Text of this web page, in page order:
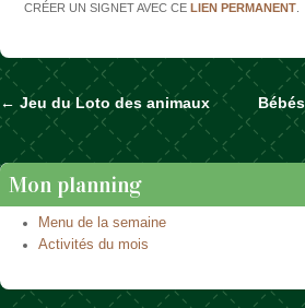
CRÉER UN SIGNET AVEC CELIEN PERMANENT
Naviguer dans les
← Jeu du Loto des animaux
Mon planning
Menu de la semaine
Activités du mois